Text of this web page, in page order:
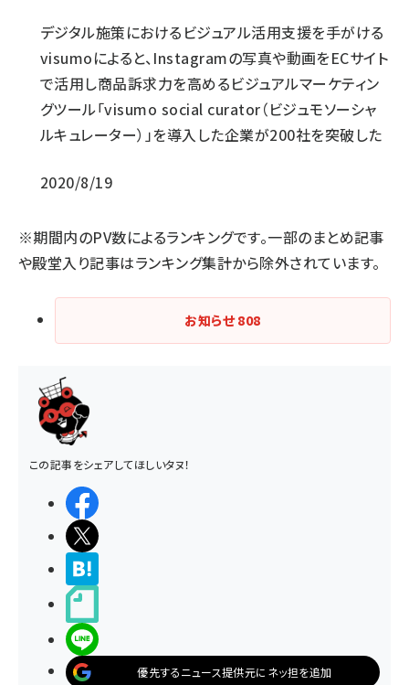
デジタル施策におけるビジュアル活用支援を手がける
visumoによると、Instagramの写真や動画をECサイト
で活用し商品訴求力を高めるビジュアルマーケティン
グツール「visumo social curator（ビジュモソーシャ
ルキュレーター）」を導入した企業が200社を突破した
2020/8/19
※期間内のPV数によるランキングです。一部のまとめ記事
や殿堂入り記事はランキング集計から除外されています。
お知らせ808
この記事をシェアしてほしいタヌ！
優先するニュース提供元にネッ担を追加